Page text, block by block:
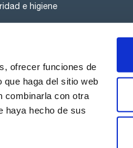
ofrecer funciones de
haga del sitio web
combinarla con otra
haya hecho de sus
e higiene
nosotros